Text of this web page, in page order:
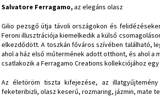
Salvatore Ferragamo,az elegáns olasz
Gilio pezsgő útja távoli országokon és
Feroni illusztrációja kiemelkedik a külső
elkezdődött. A toszkán főváros szívében található,
ahol a ház első műtermének adott otthont, és ahol a
csatlakozik a Ferragamo Creations kollekciójához
Az életöröm tiszta kifejezése, az
feketeribizli, olasz keserű, rozmaring, jázmin, mate